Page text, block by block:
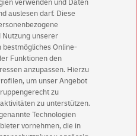
Incubations,
verwenden und Daten
auslesen darf. Diese
Nutzung unserer
bestmögliches Online-
Funktionen den
anzupassen. Hierzu
um unser Angebot
zu
zu unterstützen.
Technologien
vornehmen, die in